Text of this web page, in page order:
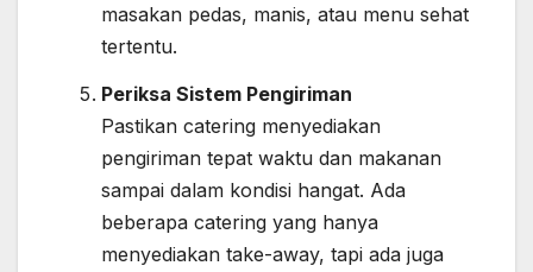
masakan pedas, manis, atau menu sehat
tertentu.
Periksa Sistem Pengiriman
Pastikan catering menyediakan
pengiriman tepat waktu dan makanan
sampai dalam kondisi hangat. Ada
beberapa catering yang hanya
menyediakan take-away, tapi ada juga